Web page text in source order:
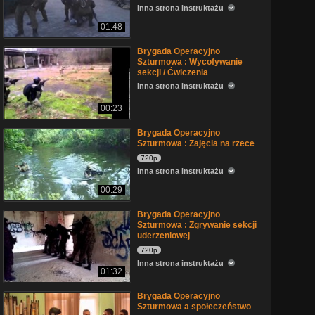
01:48
Inna strona instruktażu
00:23
Brygada Operacyjno
Szturmowa : Wycofywanie
sekcji / Ćwiczenia
Inna strona instruktażu
00:29
Brygada Operacyjno
Szturmowa : Zajęcia na rzece
720p
Inna strona instruktażu
01:32
Brygada Operacyjno
Szturmowa : Zgrywanie sekcji
uderzeniowej
720p
Inna strona instruktażu
Brygada Operacyjno
Szturmowa a społeczeństwo